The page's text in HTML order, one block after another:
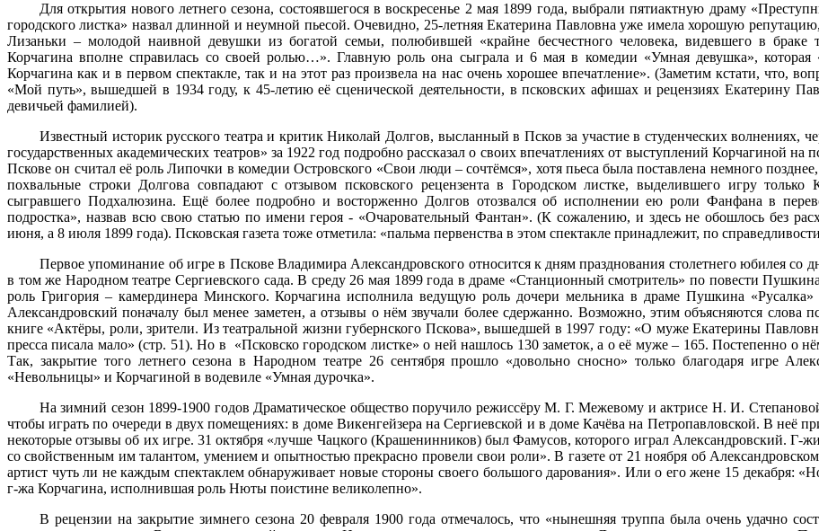
Для открытия нового летнего сезона, состоявшегося в воскресенье 2 мая 1899 года, выбрали пятиактную драму
городского листка» назвал длинной и неумной пьесой. Очевидно, 25-летняя Екатерина Павловна уже имела хорошую
Лизаньки – молодой наивной девушки из богатой семьи, полюбившей «крайне бесчестного человека, видевшего в браке
Корчагина вполне справилась со своей ролью…». Главную роль она сыграла и 6 мая в комедии «Умная девушка»,
Корчагина как и в первом спектакле, так и на этот раз произвела на нас очень хорошее впечатление». (Заметим кстати, что,
«Мой путь», вышедшей в 1934 году, к 45-летию её сценической деятельности, в псковских афишах и рецензиях Екатерину
девичьей фамилией).
Известный историк русского театра и критик Николай Долгов, высланный в Псков за участие в студенческих волнениях,
государственных академических театров» за 1922 год подробно рассказал о своих впечатлениях от выступлений Корчагиной на
Пскове он считал её роль Липочки в комедии Островского «Свои люди – сочтёмся», хотя пьеса была поставлена немного
похвальные строки Долгова совпадают с отзывом псковского рецензента в Городском листке, выделившего игру только
сыгравшего Подхалюзина. Ещё более подробно и восторженно Долгов отозвался об исполнении ею роли Фанфана в
подростка», назвав всю свою статью по имени героя - «Очаровательный Фантан». (К сожалению, и здесь не обошлось без
июня, а 8 июля 1899 года). Псковская газета тоже отметила: «пальма первенства в этом спектакле принадлежит, по
Первое упоминание об игре в Пскове Владимира Александровского относится к дням празднования столетнего юбилея
в том же Народном театре Сергиевского сада. В среду 26 мая 1899 года в драме «Станционный смотритель» по повести
роль Григория – камердинера Минского. Корчагина исполнила ведущую роль дочери мельника в драме Пушкина
Александровский поначалу был менее заметен, а отзывы о нём звучали более сдержанно. Возможно, этим объясняются слова
книге «Актёры, роли, зрители. Из театральной жизни губернского Пскова», вышедшей в 1997 году: «О муже Екатерины
пресса писала мало» (стр. 51). Но в «Псковско городском листке» о ней нашлось 130 заметок, а о её муже – 165. Постепенно о
Так, закрытие того летнего сезона в Народном театре 26 сентября прошло «довольно сносно» только благодаря игре
«Невольницы» и Корчагиной в водевиле «Умная дурочка».
На зимний сезон 1899-1900 годов Драматическое общество поручило режиссёру М. Г. Межевому и актрисе Н. И.
чтобы играть по очереди в двух помещениях: в доме Викенгейзера на Сергиевской и в доме Качёва на Петропавловской. В неё
некоторые отзывы об их игре. 31 октября «лучше Чацкого (Крашенинников) был Фамусов, которого играл Александровский. Г-
со свойственным им талантом, умением и опытностью прекрасно провели свои роли». В газете от 21 ноября об
артист чуть ли не каждым спектаклем обнаруживает новые стороны своего большого дарования». Или о его жене 15 декабря:
г-жа Корчагина, исполнившая роль Нюты поистине великолепно».
В рецензии на закрытие зимнего сезона 20 февраля 1900 года отмечалось, что «нынешняя труппа была очень удачно